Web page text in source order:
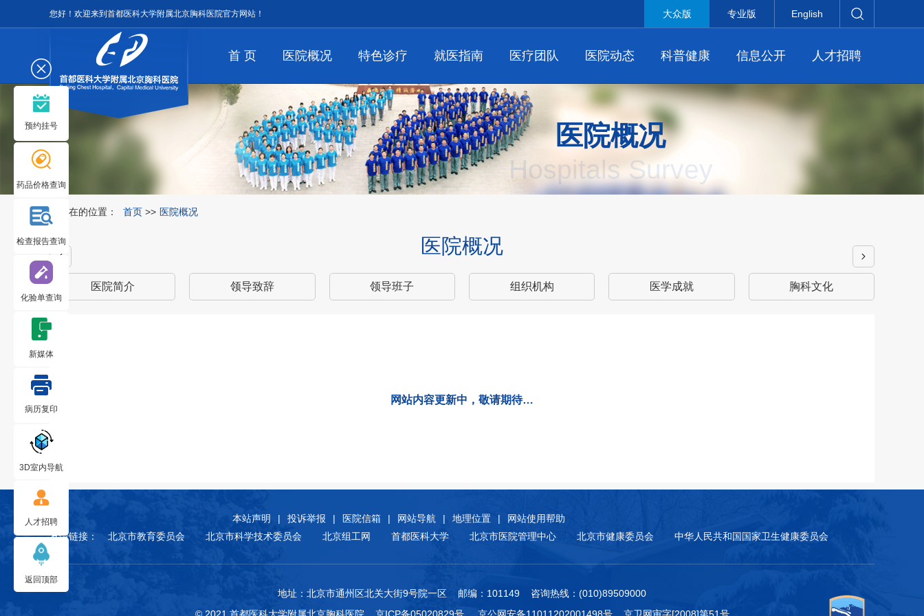
您好！欢迎来到首都医科大学附属北京胸科医院官方网站！ 大众版 专业版 English
首 页 医院概况 特色诊疗 就医指南 医疗团队 医院动态 科普健康 信息公开 人才招聘
医院概况
Hospitals Survey
您所在的位置： 首页 >> 医院概况
医院概况
医院简介 领导致辞 领导班子 组织机构 医学成就 胸科文化
网站内容更新中，敬请期待…
本站声明 | 投诉举报 | 医院信箱 | 网站导航 | 地理位置 |
网站使用帮助
友情链接：
北京市教育委员会 北京市科学技术委员会 北京组工网 首都医科大学 北京市医院管理中心 北京市健康委员会 中华人民共和国国家卫生健康委员会
地址：北京市通州区北关大街9号院一区 邮编：101149 咨询热线：(010)89509000
预约挂号
药品价格查询
检查报告查询
化验单查询
新媒体
病历复印
3D室内导航
人才招聘
返回顶部